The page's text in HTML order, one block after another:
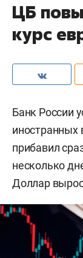
ЦБ
курс
Банк России
иностранных
прибавил
несколько
Доллар